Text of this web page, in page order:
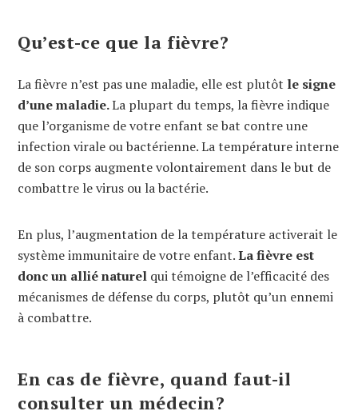
Qu’est-ce que la fièvre?
La fièvre n’est pas une maladie, elle est plutôt le signe
d’une maladie.La plupart du temps, la fièvre indique
que l’organisme de votre enfant se bat contre une
infection virale ou bactérienne. La température interne
de son corps augmente volontairement dans le but de
combattre le virus ou la bactérie.
En plus, l’augmentation de la température activerait le
système immunitaire de votre enfant.La fièvre est
donc un allié naturel qui témoigne de l’efficacité des
mécanismes de défense du corps, plutôt qu’un ennemi
à combattre.
En cas de fièvre, quand faut-il
consulter un médecin?